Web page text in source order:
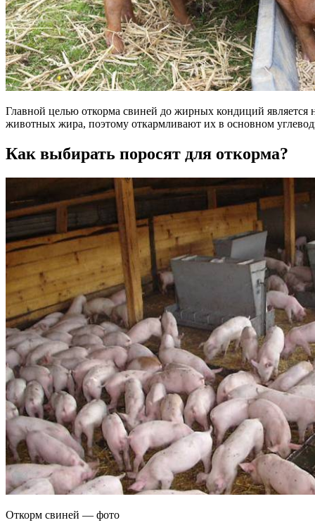
Главной целью откорма свиней до жирных кондиций является
животных жира, поэтому откармливают их в основном
Как выбирать поросят для откорма?
Откорм свиней — фото